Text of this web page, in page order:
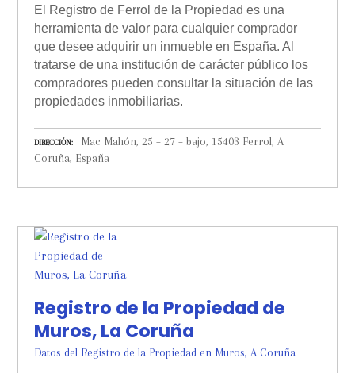
El Registro de Ferrol de la Propiedad es una
herramienta de valor para cualquier comprador
que desee adquirir un inmueble en España. Al
tratarse de una institución de carácter público los
compradores pueden consultar la situación de las
propiedades inmobiliarias.
DIRECCIÓN
Mac Mahón, 25 – 27 – bajo, 15403 Ferrol, A
Coruña, España
Registro de la Propiedad de
Muros, La Coruña
Datos del Registro de la Propiedad en Muros, A Coruña